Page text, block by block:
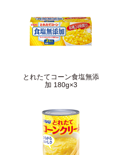
とれたてコーン食塩無添
加 180g×3